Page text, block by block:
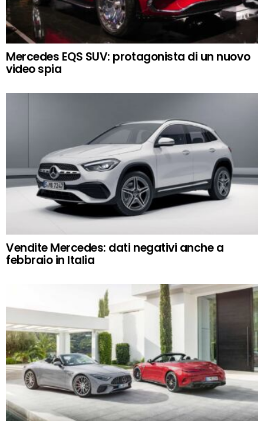
Mercedes EQS SUV: protagonista di un nuovo
video spia
Vendite Mercedes: dati negativi anche a
febbraio in Italia